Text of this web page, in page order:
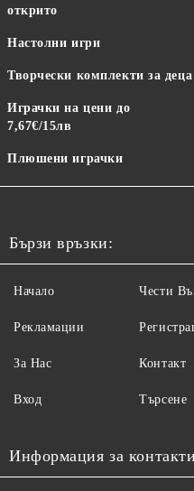
открито
Настолни игри
Творчески комплекти за деца
Играчки на цени до
7,67€/15лв
Плюшени играчки
Бързи връзки:
Начало
Рекламации
За Нас
Вход
Чести
Контакт
Търсене
Информация за